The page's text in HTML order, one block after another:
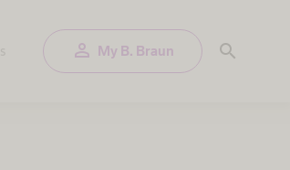
person My B. Braun search